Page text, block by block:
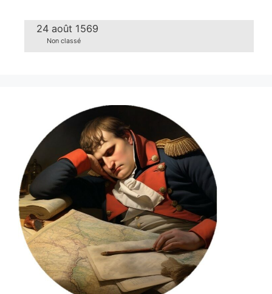
24 août 1569
Non classé